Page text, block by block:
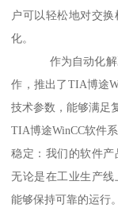
户可以轻松地对交
化。
作为自动化解决
作，推出了TIA博途
技术参数，能够满足
TIA博途WinCC软件
稳定：我们的软件产
无论是在工业生产
能够保持可靠的运行。